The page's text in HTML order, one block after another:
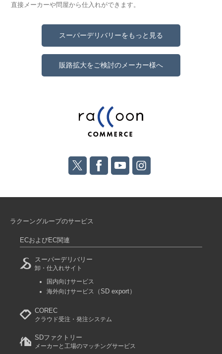
直接メーカーや問屋から仕入れができます。
スーパーデリバリーをもっと見る
販路拡大をご検討のメーカー様へ
ラクーングループのサービス
ECおよびEC関連
スーパーデリバリー
卸・仕入れサイト
国内向けサービス
海外向けサービス
（SD export）
COREC
クラウド受注・発注システム
SDファクトリー
メーカーと工場のマッチングサービス